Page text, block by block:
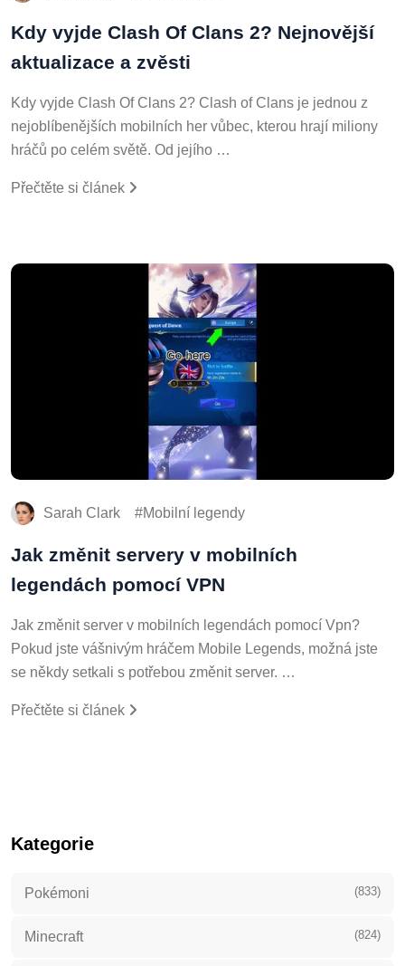
Kdy vyjde Clash Of Clans 2? Nejnovější
aktualizace a zvěsti
Kdy vyjde Clash Of Clans 2? Clash of Clans je jednou z
nejoblíbenějších mobilních her vůbec, kterou hrají miliony
hráčů po celém světě. Od jejího …
Přečtěte si článek
Sarah Clark Mobilní legendy
Jak změnit servery v mobilních
legendách pomocí VPN
Jak změnit server v mobilních legendách pomocí Vpn?
Pokud jste vášnivým hráčem Mobile Legends, možná jste
se někdy setkali s potřebou změnit server. …
Přečtěte si článek
Kategorie
Pokémoni (833)
Minecraft (824)